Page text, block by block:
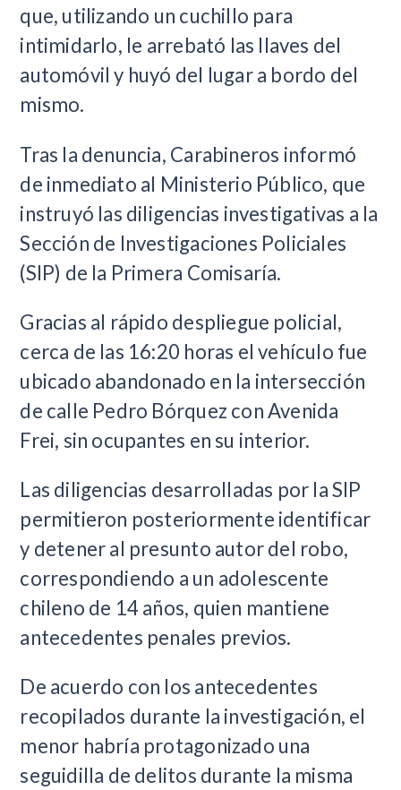
que, utilizando un cuchillo para
intimidarlo, le arrebató las llaves del
automóvil y huyó del lugar a bordo del
mismo.
Tras la denuncia, Carabineros informó
de inmediato al Ministerio Público, que
instruyó las diligencias investigativas a la
Sección de Investigaciones Policiales
(SIP) de la Primera Comisaría.
Gracias al rápido despliegue policial,
cerca de las 16:20 horas el vehículo fue
ubicado abandonado en la intersección
de calle Pedro Bórquez con Avenida
Frei, sin ocupantes en su interior.
Las diligencias desarrolladas por la SIP
permitieron posteriormente identificar
y detener al presunto autor del robo,
correspondiendo a un adolescente
chileno de 14 años, quien mantiene
antecedentes penales previos.
De acuerdo con los antecedentes
recopilados durante la investigación, el
menor habría protagonizado una
seguidilla de delitos durante la misma